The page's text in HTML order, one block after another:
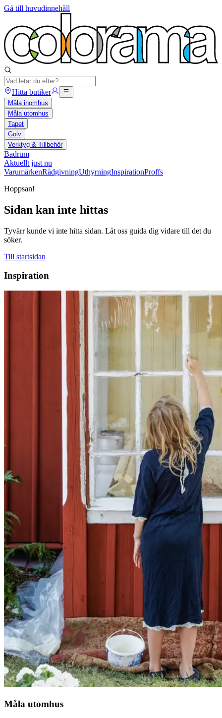
Gå till huvudinnehåll
Hitta butiker
Måla inomhus
Måla utomhus
Tapet
Golv
Verktyg & Tillbehör
Badrum
Aktuellt just nu
VarumärkenRådgivningUthyrningInspirationProffs
Hoppsan!
Sidan kan inte hittas
Tyvärr kunde vi inte hitta sidan. Låt oss guida dig vidare till det du
söker.
Till startsidan
Inspiration
Måla utomhus